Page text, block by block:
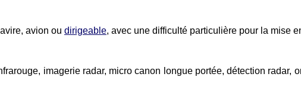
avion ou dirigeable, avec une difficulté particulière pour la mise
imagerie radar, micro canon longue portée, détection radar,